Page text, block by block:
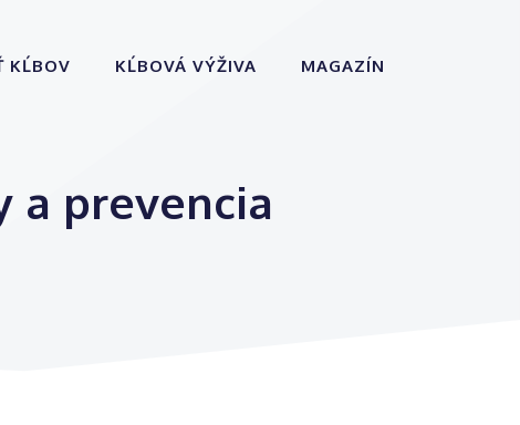
KĹBOV KĹBOVÁ VÝŽIVA MAGAZÍN
a prevencia